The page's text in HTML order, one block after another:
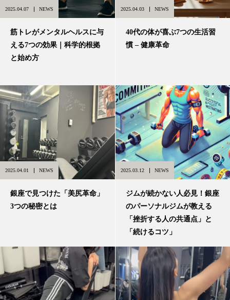
2025.04.07 NEWS
筋トレがメンタルヘルスに与
える7つの効果｜科学的根拠
と始め方
2025.04.03 NEWS
40代の体が喜ぶ7つの生活習
慣 – 健康革命
2025.04.01 NEWS
銀座で見つけた「美尻革命」
3つの秘密とは
2025.03.12 NEWS
ジムが続かない人必見！銀座
のパーソナルジムが教える
「挫折する人の共通点」と
「続けるコツ」